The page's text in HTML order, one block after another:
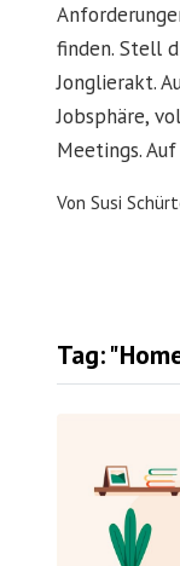
finden. Stell
Jonglierakt.
Jobsphäre,
Meetings.
VonSusi
Tag: